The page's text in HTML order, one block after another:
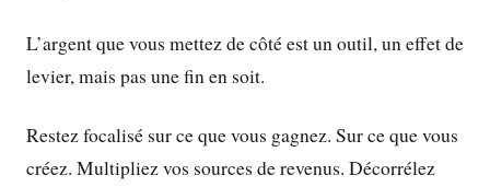
L’argent que vous mettez de côté est un outil, un effet de
levier, mais pas une fin en soit.
Restez focalisé sur ce que vous gagnez. Sur ce que vous
créez. Multipliez vos sources de revenus. Décorrélez